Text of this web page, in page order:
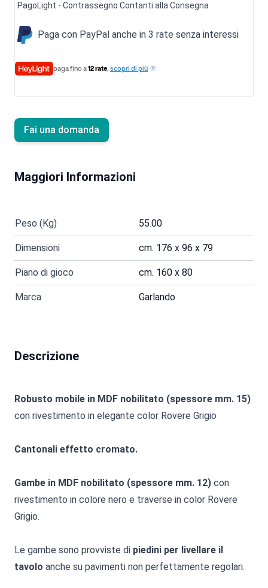
PagoLight - Contrassegno Contanti alla Consegna
Paga con PayPal anche in 3 rate senza interessi
paga fino a12 rate, scopri di più
Fai una domanda
Maggiori Informazioni
Peso (Kg) 55.00
Dimensioni cm. 176 x 96 x 79
Piano di gioco cm. 160 x 80
Marca Garlando
Descrizione
Robusto mobile in MDF nobilitato (spessore mm. 15)
con rivestimento in elegante color Rovere Grigio
Cantonali effetto cromato.
Gambe in MDF nobilitato (spessore mm. 12) con
rivestimento in colore nero e traverse in color Rovere
Grigio.
Le gambe sono provviste di piedini per livellare il
tavolo anche su pavimenti non perfettamente regolari.